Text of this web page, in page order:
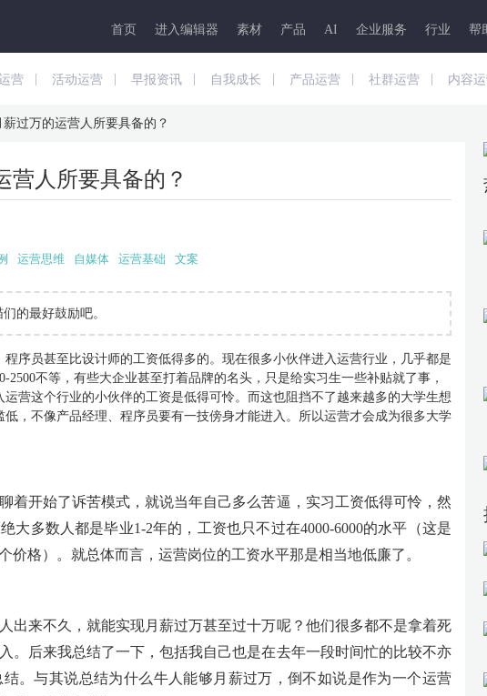
首页 进入编辑器 素材 产品 AI 企业服务 行业 帮
营 活动运营 早报资讯 自我成长 产品运营 社群运营 内容
过万的运营人所要具备的？
人所要具备的？
运营思维 自媒体 运营基础 文案
的最好鼓励吧。
序员甚至比设计师的工资低得多的。现在很多小伙伴进入运营行业，几乎都是
2500不等，有些大企业甚至打着品牌的名头，只是给实习生一些补贴就了事，
营这个行业的小伙伴的工资是低得可怜。而这也阻挡不了越来越多的大学生想
，不像产品经理、程序员要有一技傍身才能进入。所以运营才会成为很多大学
着开始了诉苦模式，就说当年自己多么苦逼，实习工资低得可怜，然
大多数人都是毕业1-2年的，工资也只不过在4000-6000的水平（这是
价格）。就总体而言，运营岗位的工资水平那是相当地低廉了。
出来不久，就能实现月薪过万甚至过十万呢？他们很多都不是拿着死
。后来我总结了一下，包括我自己也是在去年一段时间忙的比较不亦
。与其说总结为什么牛人能够月薪过万，倒不如说是作为一个运营